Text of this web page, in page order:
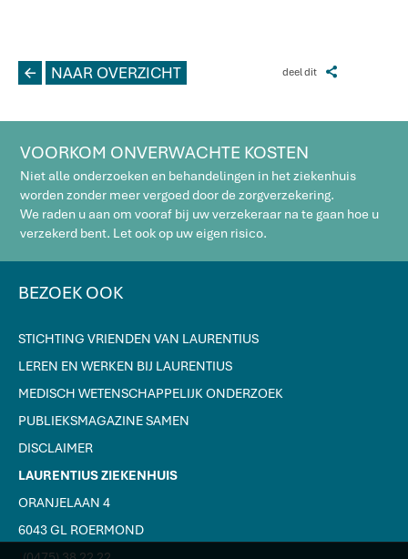
deel dit Z
L NAAR OVERZICHT
VOORKOM ONVERWACHTE KOSTEN
Niet alle onderzoeken en behandelingen in het ziekenhuis
worden zonder meer vergoed door de zorgverzekering.
We raden u aan om vooraf bij uw verzekeraar na te gaan hoe u
verzekerd bent. Let ook op uw eigen risico.
BEZOEK OOK
STICHTING VRIENDEN VAN LAURENTIUS
LEREN EN WERKEN BIJ LAURENTIUS
MEDISCH WETENSCHAPPELIJK ONDERZOEK
PUBLIEKSMAGAZINE SAMEN
DISCLAIMER
LAURENTIUS ZIEKENHUIS
ORANJELAAN 4
6043 GL ROERMOND